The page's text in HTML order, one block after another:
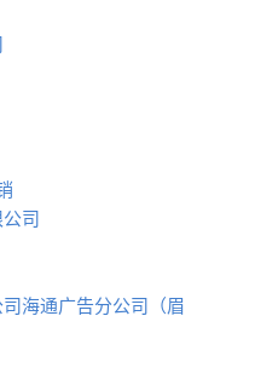
司
海通广告分公司（眉